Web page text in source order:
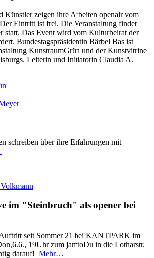
Künstler zeigen ihre Arbeiten openair vom
Eintritt ist frei. Die Veranstaltung findet
statt. Das Event wird vom Kulturbeirat der
Bundestagspräsidentin Bärbel Bas ist
KunstraumGrün und der Kunstvitrine
Leiterin und Initiatorin Claudia A.
schreiben über ihre Erfahrungen mit
im "Steinbruch" als opener bei
seit Sommer 21 bei KANTPARK im
19Uhr zum jamtoDu in die Lotharstr.
darauf! Mehr…